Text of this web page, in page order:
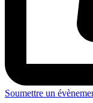
Soumettre un